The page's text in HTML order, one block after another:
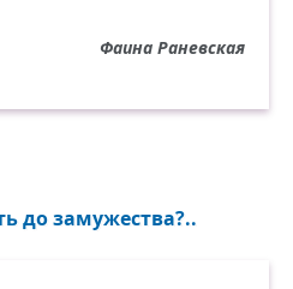
Фаина Раневская
до замужества?..